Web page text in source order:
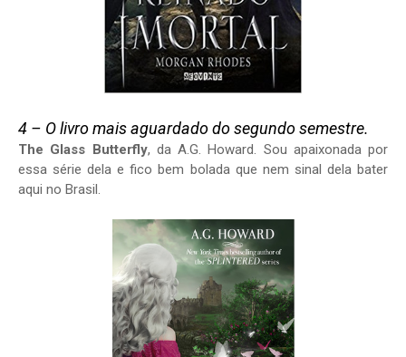
4 – O livro mais aguardado do segundo semestre.
The Glass Butterfly, da A.G. Howard. Sou apaixonada por
essa série dela e fico bem bolada que nem sinal dela bater
aqui no Brasil.